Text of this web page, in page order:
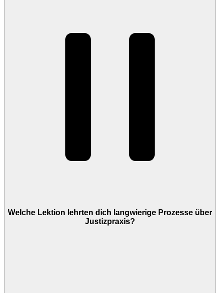
Welche Lektion lehrten dich langwierige Prozesse über
Justizpraxis?